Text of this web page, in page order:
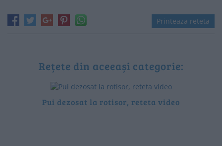
Printeaza reteta
Rețete din aceeași categorie:
Pui dezosat la rotisor, reteta video